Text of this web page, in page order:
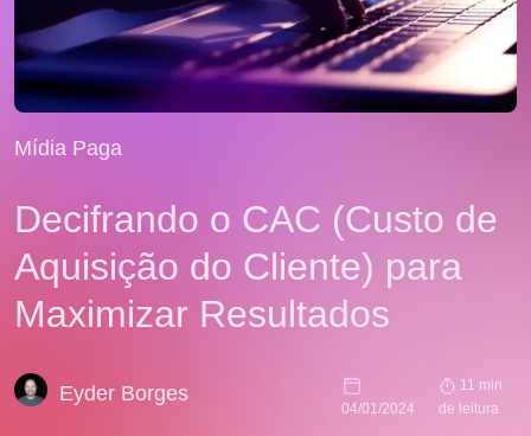
Mídia Paga
Decifrando o CAC (Custo de
Aquisição do Cliente) para
Maximizar Resultados
Eyder Borges
04/01/2024
11 min
de leitura